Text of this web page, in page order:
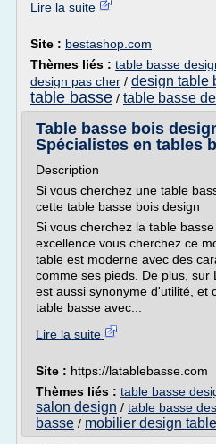
Lire la suite
Site : bestashop.com
Thèmes liés : table basse
design pas cher / design table
table basse / table basse
Table basse bois
Spécialistes en tables
Description
Si vous cherchez une table
cette table basse bois design
Si vous cherchez la table
excellence vous cherchez ce
table est moderne avec des
comme ses pieds. De plus, sur
est aussi synonyme d'utilité, et
table basse avec...
Lire la suite
Site : https://latablebasse.com
Thèmes liés : table basse
salon design / table basse
basse / mobilier design table